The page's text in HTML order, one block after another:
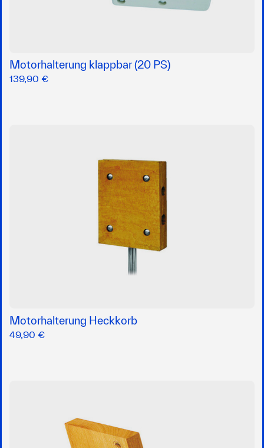
Motorhalterung klappbar (20 PS)
139,90 €
Motorhalterung Heckkorb
49,90 €